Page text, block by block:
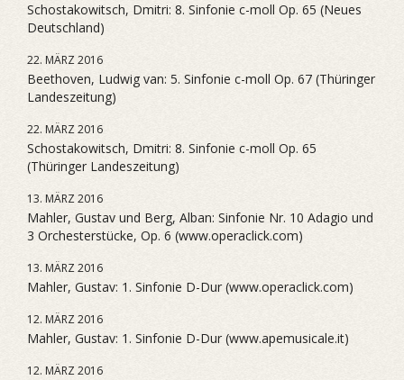
Schostakowitsch, Dmitri: 8. Sinfonie c-moll Op. 65 (Neues
Deutschland)
22. MÄRZ 2016
Beethoven, Ludwig van: 5. Sinfonie c-moll Op. 67 (Thüringer
Landeszeitung)
22. MÄRZ 2016
Schostakowitsch, Dmitri: 8. Sinfonie c-moll Op. 65
(Thüringer Landeszeitung)
13. MÄRZ 2016
Mahler, Gustav und Berg, Alban: Sinfonie Nr. 10 Adagio und
3 Orchesterstücke, Op. 6 (www.operaclick.com)
13. MÄRZ 2016
Mahler, Gustav: 1. Sinfonie D-Dur (www.operaclick.com)
12. MÄRZ 2016
Mahler, Gustav: 1. Sinfonie D-Dur (www.apemusicale.it)
12. MÄRZ 2016